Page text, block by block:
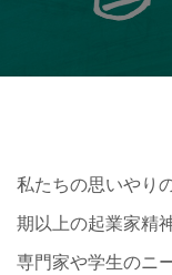
私たちの思いやり
期以上の起業家精
専門家や学生のニ